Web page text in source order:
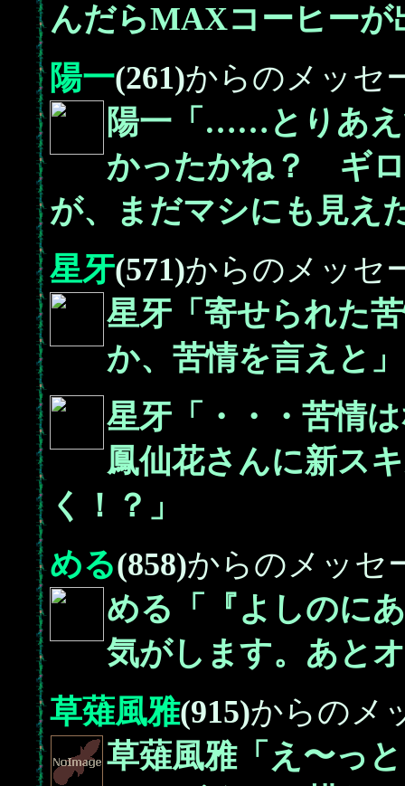
んだらMAXコーヒーが
陽一(261)からのメッセ
陽一「……とりあえ
かったかね？ ギ
が、まだマシにも見え
星牙(571)からのメッセ
星牙「寄せられた
か、苦情を言えと」
星牙「・・・苦情
鳳仙花さんに新ス
く！？」
める(858)からのメッセ
める「『よしのに
気がします。あと
草薙風雅(915)からのメ
草薙風雅「え〜っ